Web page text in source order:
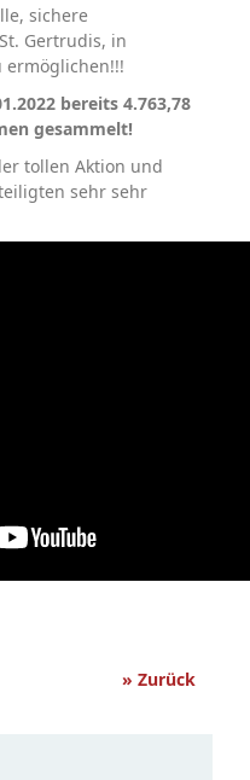
sichere
Gertrudis, in
ermöglichen!!!
bereits 4.763,78
gesammelt!
tollen Aktion und
sehr sehr
» Zurück